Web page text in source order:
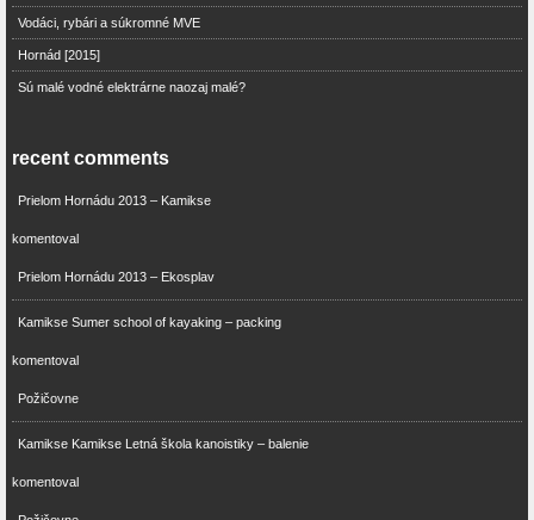
Vodáci, rybári a súkromné MVE
Hornád [2015]
Sú malé vodné elektrárne naozaj malé?
recent comments
Prielom Hornádu 2013 – Kamikse
komentoval
Prielom Hornádu 2013 – Ekosplav
Kamikse Sumer school of kayaking – packing
komentoval
Požičovne
Kamikse Kamikse Letná škola kanoistiky – balenie
komentoval